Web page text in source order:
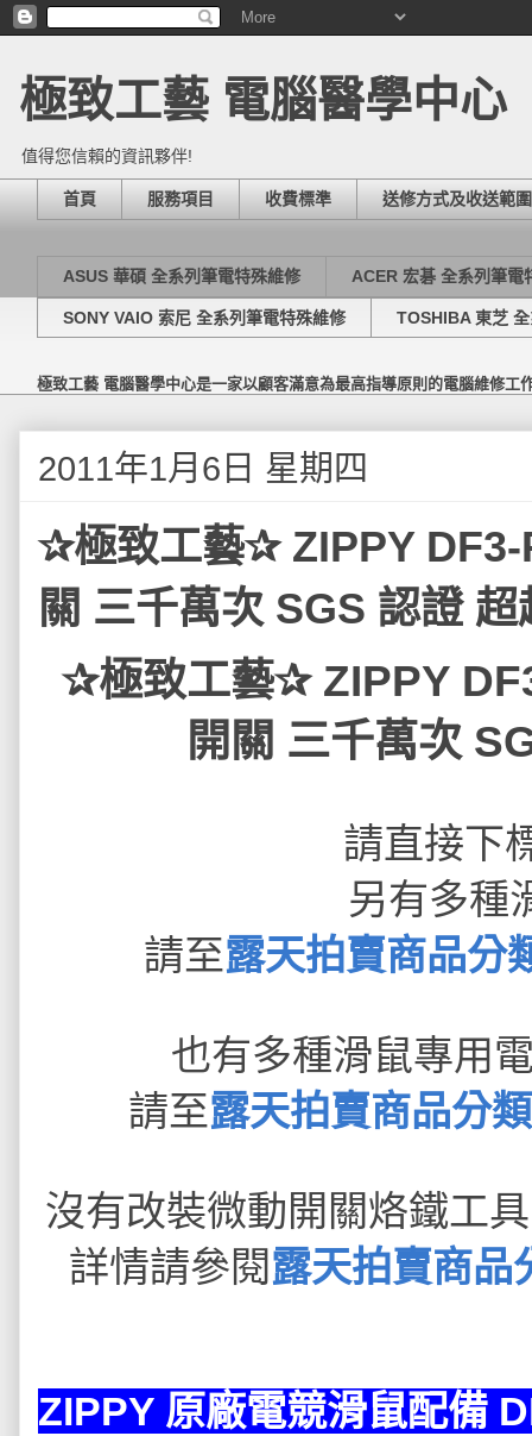
極致工藝 電腦醫學中心
值得您信賴的資訊夥伴!
首頁 服務項目 收費標準 送修方式及收送範圍
ASUS 華碩 全系列筆電特殊維修 ACER 宏碁 全系列筆電
SONY VAIO 索尼 全系列筆電特殊維修 TOSHIBA 東芝
極致工藝 電腦醫學中心是一家以顧客滿意為最高指導原則的電腦維修
2011年1月6日 星期四
✰極致工藝✰ ZIPPY DF3-
關 三千萬次 SGS 認證
✰極致工藝✰ ZIPPY
開關 三千萬次
請直接下
另有多種
請至露天拍賣商品分
也有多種滑鼠專用
請至露天拍賣商品分
沒有改裝微動開關烙鐵工
詳情請參閱露天拍賣商品
ZIPPY 原廠電競滑鼠配備